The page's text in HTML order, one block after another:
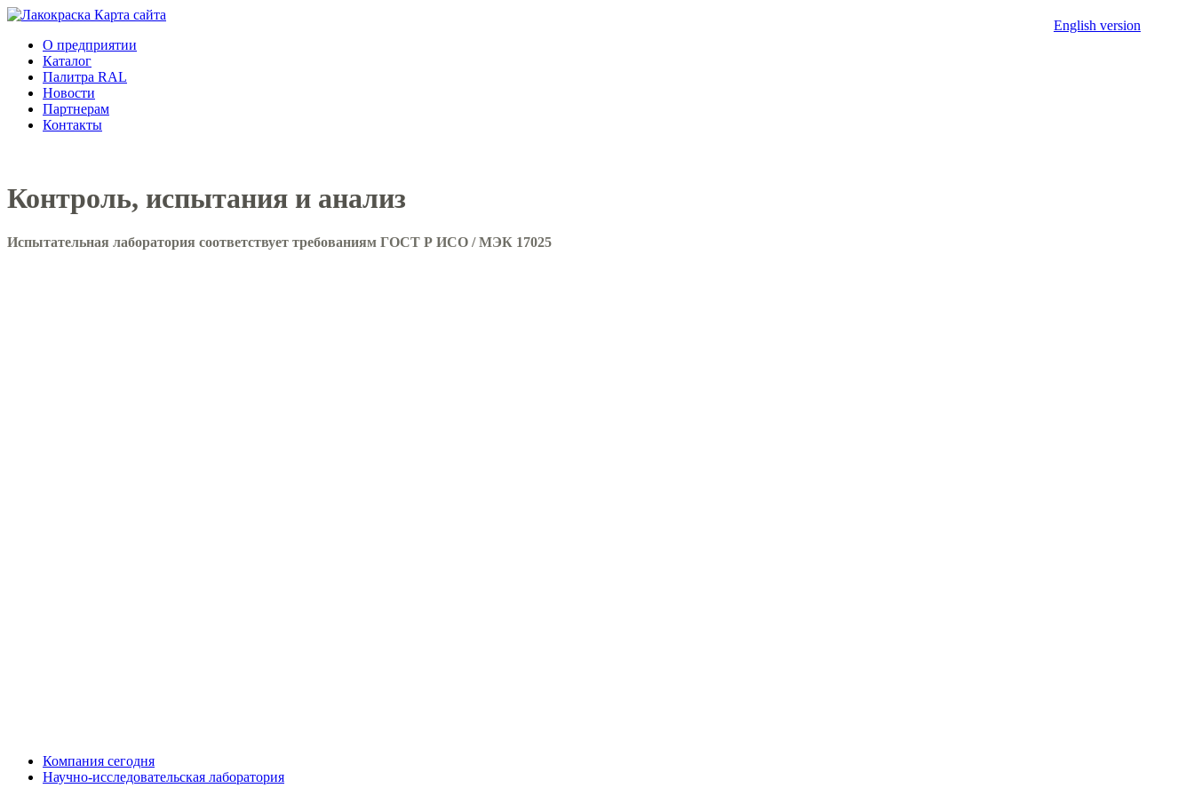
Карта сайтa
English version
О предприятии
Каталог
Палитра RAL
Новости
Партнерам
Контакты
Контроль, испытания и анализ
Испытательная лаборатория соответствует требованиям ГОСТ Р ИСО / МЭК 17025
Компания сегодня
Научно-исследовательская лаборатория